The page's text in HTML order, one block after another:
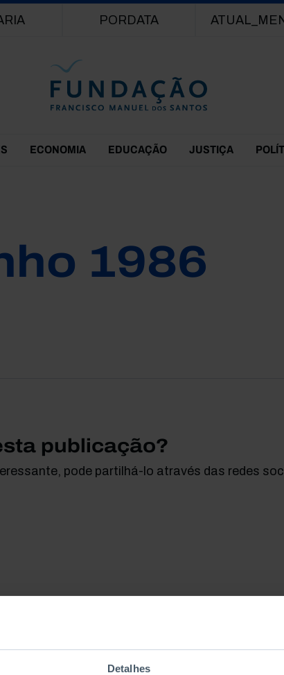
Detalhes
PORDATA
ECONOMIA EDUCAÇÃO JUSTIÇA
1986
publicação?
pode partilhá-lo através das redes